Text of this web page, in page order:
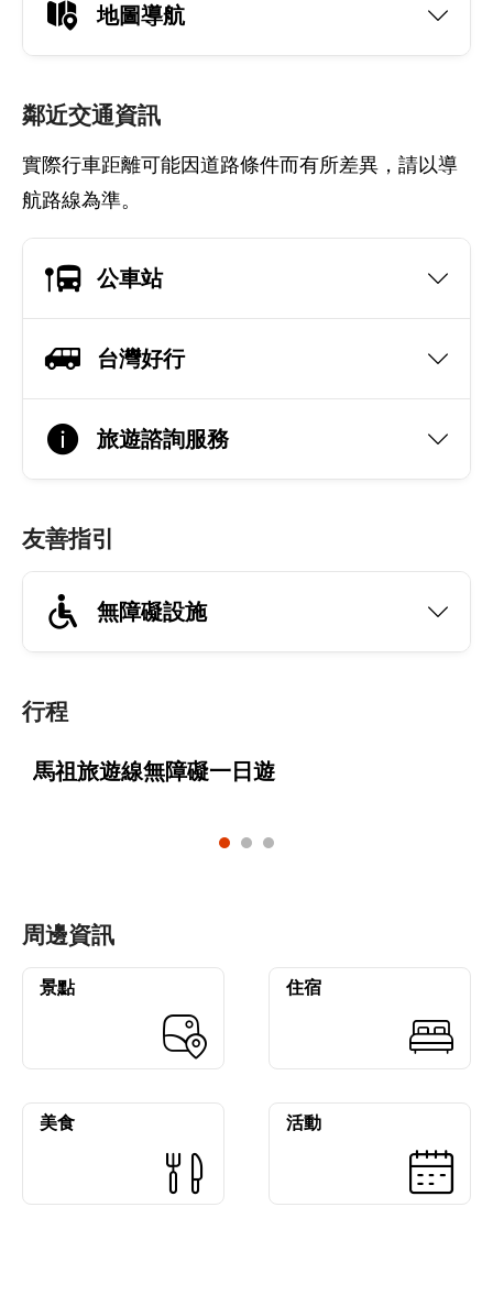
地圖導航
鄰近交通資訊
實際行車距離可能因道路條件而有所差異，請以導
航路線為準。
公車站
台灣好行
旅遊諮詢服務
友善指引
無障礙設施
行程
馬祖旅遊線無障礙一日遊
周邊資訊
景點 住宿
美食 活動